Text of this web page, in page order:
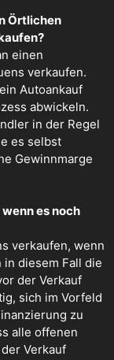
Örtlichen
einen
verkaufen.
Autoankauf
abwickeln.
in der Regel
es selbst
Gewinnmarge
es noch
verkaufen, wenn
diesem Fall die
der Verkauf
sich im Vorfeld
zu
alle offenen
Verkauf